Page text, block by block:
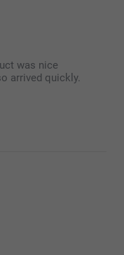
was nice
arrived quickly.
satisfied with the